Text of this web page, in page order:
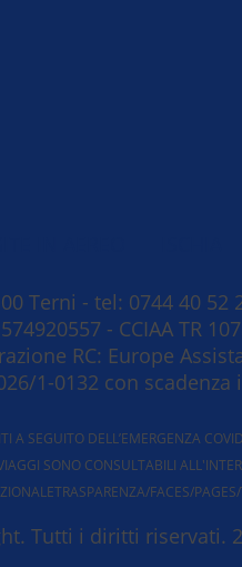
Terni - tel: 0744 40 52
- CCIAA TR
RC: Europe
1-0132 con
A SEGUITO DELL’EMERGENZA
SONO CONSULTABILI
FACES/
Tutti i diritti riservati.